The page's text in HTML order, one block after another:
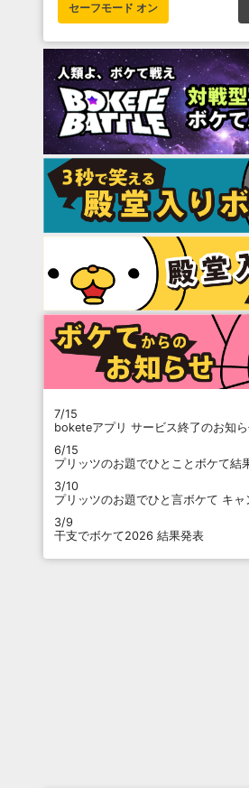
セーフモード オン
7/15
boketeアプリ サービス終了のお知
6/15
プリッツのお題でひとことボケて結
3/10
プリッツのお題でひと言ボケて キャ
3/9
干支でボケて2026 結果発表